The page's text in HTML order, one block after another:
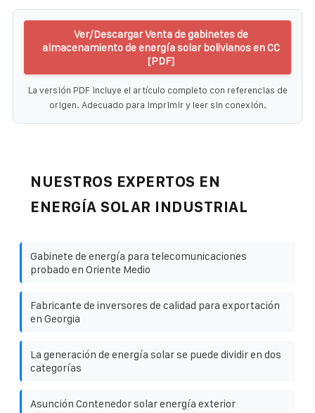
Ver/Descargar Venta de gabinetes de
almacenamiento de energía solar bolivianos en CC
[PDF]
La versión PDF incluye el artículo completo con referencias de
origen. Adecuado para imprimir y leer sin conexión.
NUESTROS EXPERTOS EN
ENERGÍA SOLAR INDUSTRIAL
Gabinete de energía para telecomunicaciones
probado en Oriente Medio
Fabricante de inversores de calidad para exportación
en Georgia
La generación de energía solar se puede dividir en dos
categorías
Asunción Contenedor solar energía exterior